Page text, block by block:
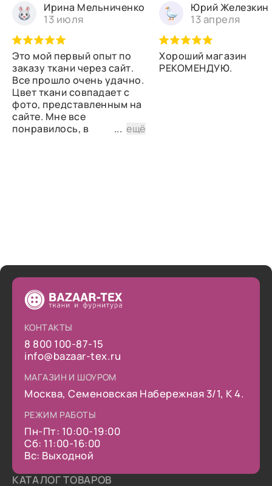
Ирина Мельниченко
13 июля
Это мой первый опыт по
заказу ткани через сайт.
Все прошло очень удачно.
Цвет ткани совпадает с
фото, представленным на
сайте. Мне все
понравилось, в
...ещё
Юрий Железкин
13 апреля
Хороший магазин
РЕКОМЕНДУЮ.
КОНТАКТЫ
8 800 100-87-15
info@bazaar-tex.ru
МАГАЗИН И ШОУРОМ
Москва, Семеновская Набережная 3/1, К 4.
РЕЖИМ РАБОТЫ
Пн-Пт: 10:00-19:00
Сб: 11:00-16:00
Вс: Выходной
КАТАЛОГ ТОВАРОВ